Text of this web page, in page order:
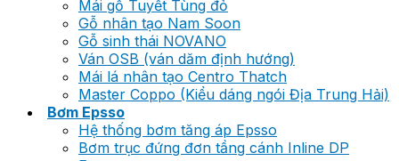
Mái gỗ Tuyết Tùng đỏ
Gỗ nhân tạo Nam Soon
Gỗ sinh thái NOVANO
Ván OSB (ván dăm định hướng)
Mái lá nhân tạo Centro Thatch
Master Coppo (Kiểu dáng ngói Địa Trung Hải)
Bơm Epsso
Hệ thống bơm tăng áp Epsso
Bơm trục đứng đơn tầng cánh Inline DP